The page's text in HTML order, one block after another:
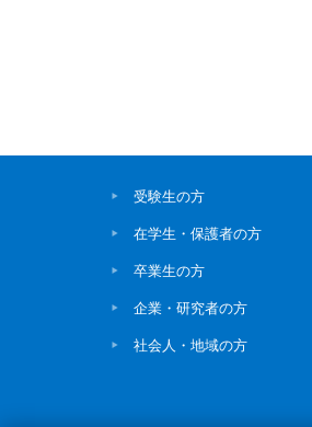
受験生の方
在学生・保護者の方
卒業生の方
企業・研究者の方
社会人・地域の方